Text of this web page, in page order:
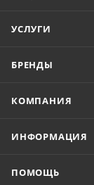
УСЛУГИ
БРЕНДЫ
КОМПАНИЯ
ИНФОРМАЦИЯ
ПОМОЩЬ